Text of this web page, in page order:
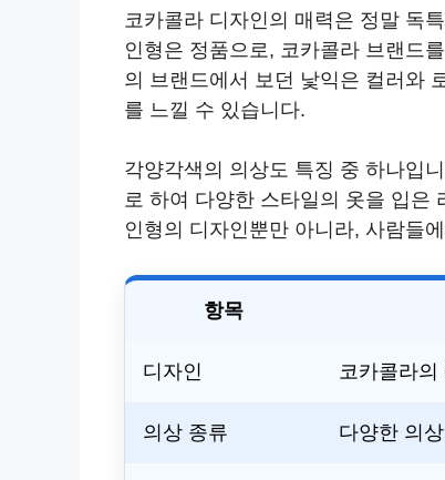
코카콜라 디자인의 매력은 정말 독
인형은 정품으로, 코카콜라 브랜드
의 브랜드에서 보던 낯익은 컬러와
를 느낄 수 있습니다.
각양각색의 의상도 특징 중 하나입
로 하여 다양한 스타일의 옷을 입은
인형의 디자인뿐만 아니라, 사람들
항목
디자인 코카콜라
의상 종류 다양한 의